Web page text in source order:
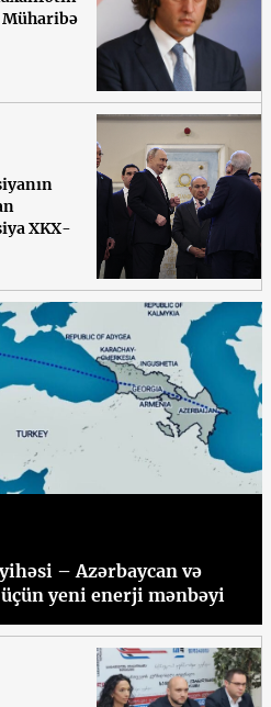
Müharibə
XKX-
– Azərbaycan və
yeni enerji mənbəyi